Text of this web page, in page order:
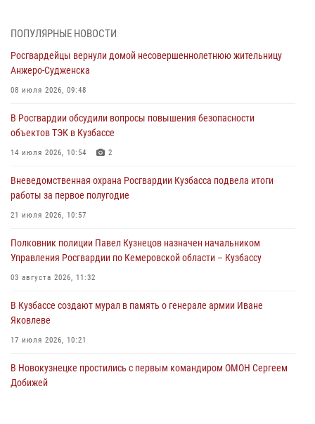
Кузбассовцы высоко оценили качество предоставления
04 августа 2026, 09:42
Росгвардейцы помогли разыскать троих юных путешественников из
04 августа 2026, 08:42
Росгвардейцы задержали нарушителя общественного порядка в
04 августа 2026, 07:41
Кемеровские росгвардейцы пресекли попытку хищения товара
04 августа 2026, 06:32
ПОПУЛЯРНЫЕ НОВОСТИ
Росгвардейцы вернули домой несовершеннолетнюю жительницу
Анжеро-Судженска
08 июля 2026, 09:48
В Росгвардии обсудили вопросы повышения безопасности
объектов ТЭК в Кузбассе
14 июля 2026, 10:54 2
Вневедомственная охрана Росгвардии Кузбасса подвела итоги
работы за первое полугодие
21 июля 2026, 10:57
Полковник полиции Павел Кузнецов назначен начальником
Управления Росгвардии по Кемеровской области – Кузбассу
03 августа 2026, 11:32
В Кузбассе создают мурал в память о генерале армии Иване
Яковлеве
17 июля 2026, 10:21
В Новокузнецке простились с первым командиром ОМОН Сергеем
Добижей